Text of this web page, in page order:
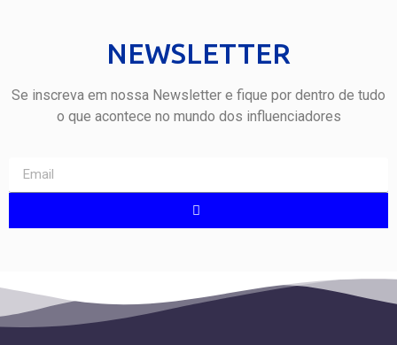
NEWSLETTER
Se inscreva em nossa Newsletter e fique por dentro de tudo
o que acontece no mundo dos influenciadores